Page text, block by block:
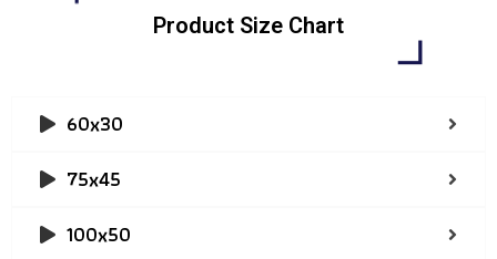
Product Size Chart
60x30
75x45
100x50